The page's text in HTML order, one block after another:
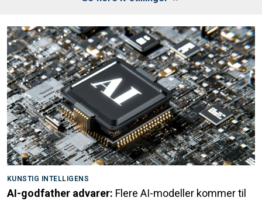
KUNSTIG INTELLIGENS
AI-godfather advarer: Flere AI-modeller kommer til